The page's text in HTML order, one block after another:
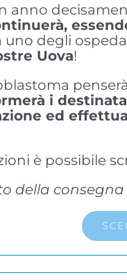
anno
degli
Uova!
i
ed
è possibile
della consegna